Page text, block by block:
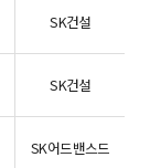
SK건설
SK건설
SK어드밴스드